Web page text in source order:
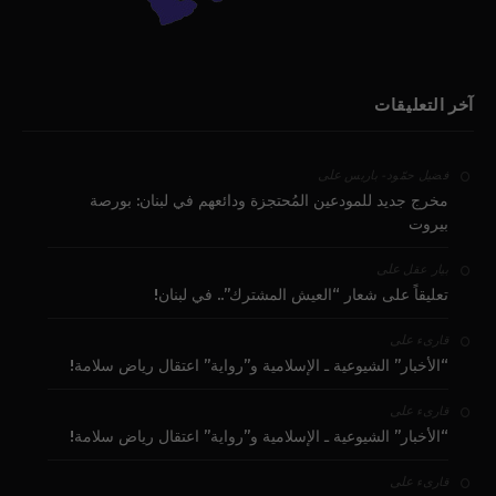
آخر التعليقات
فضيل حمّود - باريس على
مخرج جديد للمودعين المُحتجزة ودائعهم في لبنان: بورصة
بيروت
بيار عقل على
تعليقاً على شعار “العيش المشترك”.. في لبنان!
قارىء على
“الأخبار” الشيوعية ـ الإسلامية و”رواية” اعتقال رياض سلامة!
قارىء على
“الأخبار” الشيوعية ـ الإسلامية و”رواية” اعتقال رياض سلامة!
قارىء على